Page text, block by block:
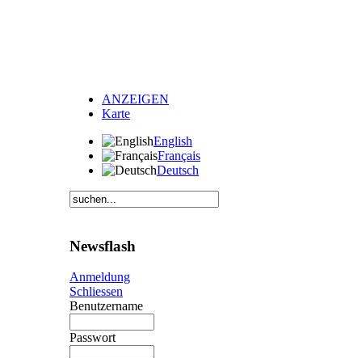
ANZEIGEN
Karte
English
Français
Deutsch
Newsflash
Anmeldung
Schliessen
Benutzername
Passwort